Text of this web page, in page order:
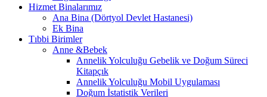
Hizmet Binalarımız
Ana Bina (Dörtyol Devlet Hastanesi)
Ek Bina
Tıbbi Birimler
Anne &Bebek
Annelik Yolculuğu Gebelik ve Doğum Süreci
Kitapçık
Annelik Yolculuğu Mobil Uygulaması
Doğum İstatistik Verileri